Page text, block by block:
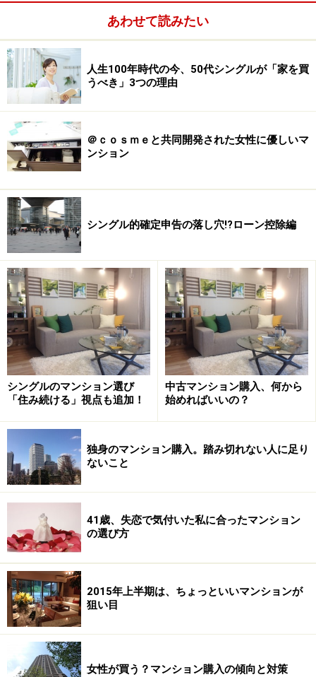
円。頭金200万円。借入は、35年・元利均等返済で4000
万円。「4000万円という普段の生活では考えられない数
字で、少し感覚は麻痺していたのかもしれません」とF
さんは振り返りますが、「総額のマンション価格ではな
く、毎月のお給料からどれくらい払えるかを意識して、
資金プランを組みました」と、大変参考になるコメント
です。
Fさんは、それまでの家賃と無駄遣いを減らせば、毎月
円+管理費等で15万円台のプランを設定します。賃貸に
お住まいの方は、現在の家賃を基準にあとどれくらいプ
ラスできるのか、あるいはマイナスしたいのか、をポイ
ントにすると、失敗しない返済プランを組むことができ
るので、おすすめです。
早期返済にこだわった日々の意識
「29歳で購入。住宅ローンが終了する35年後は64歳。少
しへこみました」とFさん。生活に負担のない範囲で少
あわせて読みたい
人生100年時代の今、50代シングルが「家を買
うべき」3つの理由
＠ｃｏｓｍｅと共同開発された女性に優しいマ
ンション
シングル的確定申告の落し穴!?ローン控除編
シングルのマンション選び
「住み続ける」視点も追加！
中古マンション購入、何から
始めればいいの？
独身のマンション購入。踏み切れない人に足り
ないこと
41歳、失恋で気付いた私に合ったマンション
の選び方
2015年上半期は、ちょっといいマンションが
狙い目
女性が買う？マンション購入の傾向と対策